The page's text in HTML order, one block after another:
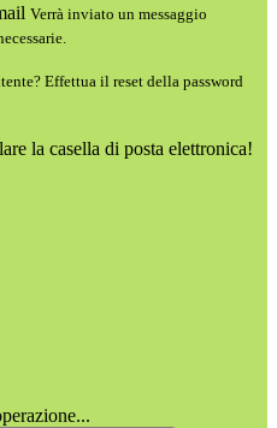
Verrà inviato un messaggio
Effettua il reset della password
la casella di posta elettronica!